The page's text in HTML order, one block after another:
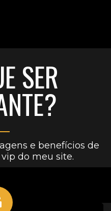
SER
e benefícios de
do meu site.